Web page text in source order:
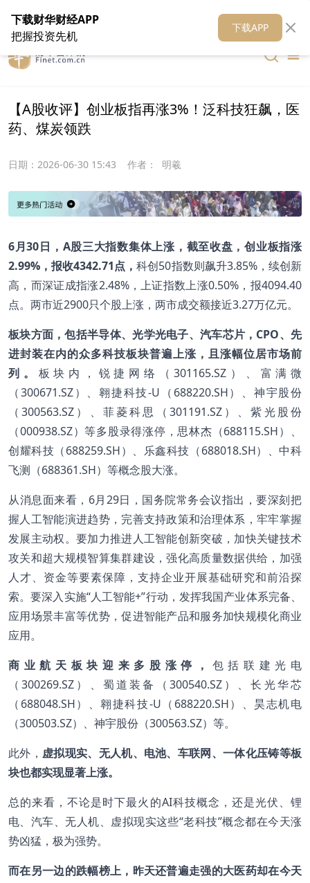
在线客服 关于我们 财华媒体矩阵 财华智库
【A股收评】创业板指再涨3%！泛科技狂飙，医
药、煤炭领跌
日期： 2026-06-30 15:43 作者： 明羲
6月30日，A股三大指数集体上涨，截至收盘，创业板指涨
2.99%，报收4342.71点，科创50指数则飙升3.85%，续创新
高，而深证成指涨2.48%，上证指数上涨0.50%，报4094.40
点。两市近2900只个股上涨，两市成交额接近3.27万亿元。
板块方面，包括半导体、光学光电子、汽车芯片，CPO、先
进封装在内的众多科技板块普遍上涨，且涨幅位居市场前
列。 板块内，锐捷网络（301165.SZ）、富满微
（300671.SZ）、翱捷科技-U（688220.SH）、神宇股份
（300563.SZ）、菲菱科思（301191.SZ）、紫光股份
（000938.SZ）等多股录得涨停，思林杰（688115.SH）、
创耀科技（688259.SH）、乐鑫科技（688018.SH）、中科
飞测（688361.SH）等概念股大涨。
从消息面来看，6月29日，国务院常务会议指出，要深刻把
握人工智能演进趋势，完善支持政策和治理体系，牢牢掌握
发展主动权。要加力推进人工智能创新突破，加快关键技术
攻关和超大规模智算集群建设，强化高质量数据供给，加强
人才、资金等要素保障，支持企业开展基础研究和前沿探
索。要深入实施“人工智能+”行动，发挥我国产业体系完备、
应用场景丰富等优势，促进智能产品和服务加快规模化商业
应用。
商业航天板块迎来多股涨停， 包括联建光电
（300269.SZ）、蜀道装备（300540.SZ）、长光华芯
（688048.SH）、翱捷科技-U（688220.SH）、昊志机电
（300503.SZ）、神宇股份（300563.SZ）等。
此外， 虚拟现实、无人机、电池、车联网、一体化压铸等板
块也都实现显著上涨。
总的来看，不论是时下最火的AI科技概念，还是光伏、锂
电、汽车、无人机、虚拟现实这些“老科技”概念都在今天涨
势凶猛，极为强势。
而在另一边的跌幅榜上，昨天还普遍走强的大医药却在今天
下载财华财经APP
把握投资先机
下载APP